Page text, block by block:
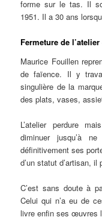
forme sur le tas. Il
1951. Il a 30 ans
Fermeture de l’atelier
Maurice Fouillen
de faïence. Il y
singulière de la
des plats, vases,
L’atelier perdure
diminuer jusqu’à
définitivement ses
d’un statut d’artisan,
C’est sans doute à
Celui qui n’a eu de
livre enfin ses œuvres